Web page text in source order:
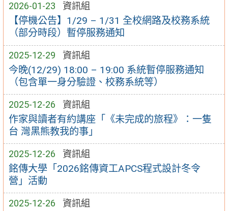
2026-01-23 資訊組
【停機公告】1/29 – 1/31 全校網路及校務系統
（部分時段）暫停服務通知
2025-12-29 資訊組
今晚(12/29) 18:00 – 19:00 系統暫停服務通知
（包含單一身分驗證、校務系統等）
2025-12-26 資訊組
作家與讀者有約講座「《未完成的旅程》：一隻
台 灣黑熊教我的事」
2025-12-26 資訊組
銘傳大學「2026銘傳資工APCS程式設計冬令
營」活動
2025-12-26 資訊組